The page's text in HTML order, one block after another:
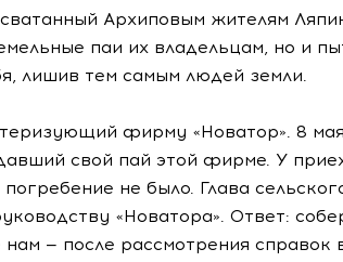
Архиповым жителям
паи их владельцам, но и
лишив тем самым людей земли.
фирму «Новатор». 8
свой пай этой фирме. У
не было. Глава
«Новатора». Ответ:
— после рассмотрения справок